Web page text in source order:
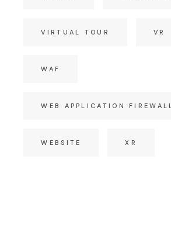
VIRTUAL TOUR VR
WAF
WEB APPLICATION FIREWALL
WEBSITE XR